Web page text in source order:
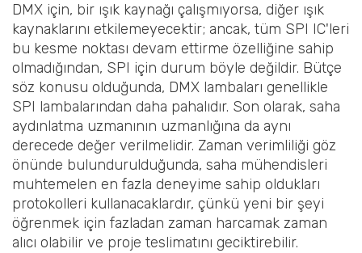
DMX için, bir ışık kaynağı çalışmıyorsa, diğer ışık
kaynaklarını etkilemeyecektir; ancak, tüm SPI IC'leri
bu kesme noktası devam ettirme özelliğine sahip
olmadığından, SPI için durum böyle değildir. Bütçe
söz konusu olduğunda, DMX lambaları genellikle
SPI lambalarından daha pahalıdır. Son olarak, saha
aydınlatma uzmanının uzmanlığına da aynı
derecede değer verilmelidir. Zaman verimliliği göz
önünde bulundurulduğunda, saha mühendisleri
muhtemelen en fazla deneyime sahip oldukları
protokolleri kullanacaklardır, çünkü yeni bir şeyi
öğrenmek için fazladan zaman harcamak zaman
alıcı olabilir ve proje teslimatını geciktirebilir.